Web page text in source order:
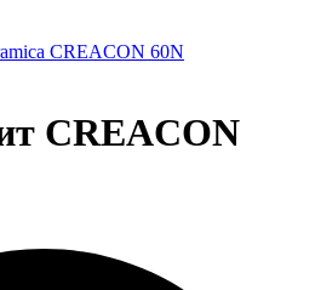
CREACON